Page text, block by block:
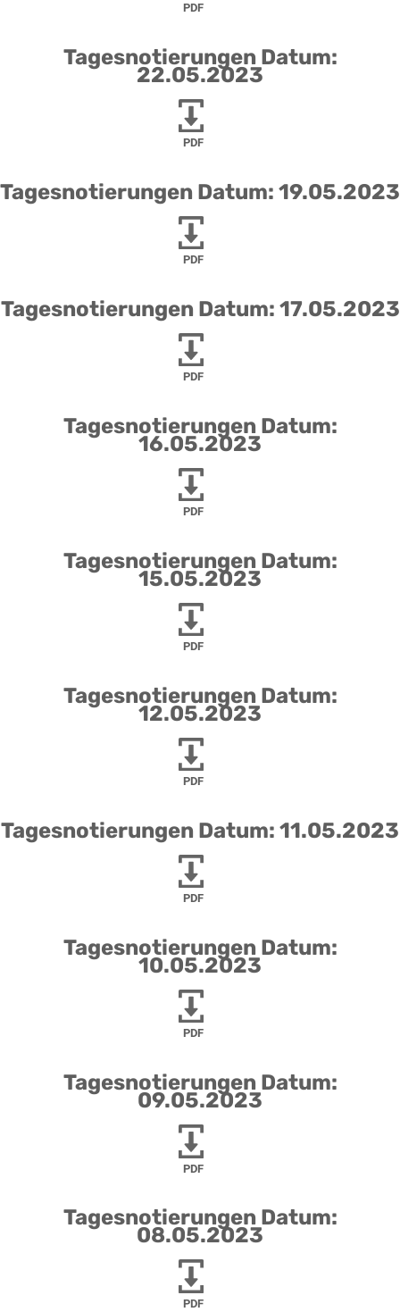
PDF
Tagesnotierungen Datum:
22.05.2023
PDF
Tagesnotierungen Datum: 19.05.2023
PDF
Tagesnotierungen Datum: 17.05.2023
PDF
Tagesnotierungen Datum:
16.05.2023
PDF
Tagesnotierungen Datum:
15.05.2023
PDF
Tagesnotierungen Datum:
12.05.2023
PDF
Tagesnotierungen Datum: 11.05.2023
PDF
Tagesnotierungen Datum:
10.05.2023
PDF
Tagesnotierungen Datum:
09.05.2023
PDF
Tagesnotierungen Datum:
08.05.2023
PDF